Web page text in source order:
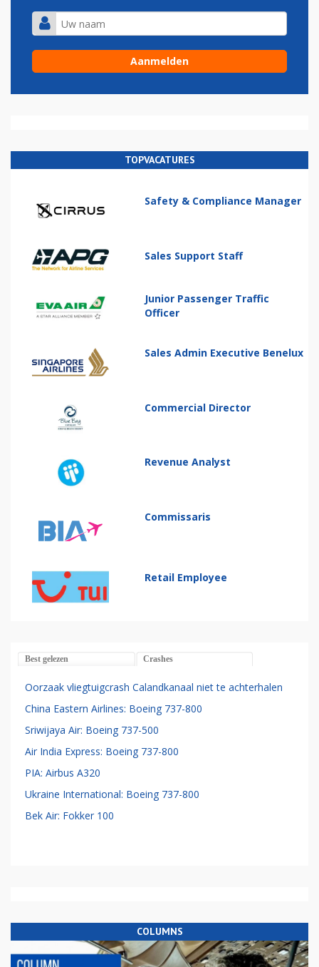
TOPVACATURES
Safety & Compliance Manager
Sales Support Staff
Junior Passenger Traffic
Officer
Sales Admin Executive Benelux
Commercial Director
Revenue Analyst
Commissaris
Retail Employee
Best gelezen Crashes
Oorzaak vliegtuigcrash Calandkanaal niet te achterhalen
China Eastern Airlines: Boeing 737-800
Sriwijaya Air: Boeing 737-500
Air India Express: Boeing 737-800
PIA: Airbus A320
Ukraine International: Boeing 737-800
Bek Air: Fokker 100
COLUMNS